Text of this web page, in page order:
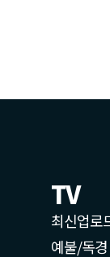
TV
최신업로
예불/독경